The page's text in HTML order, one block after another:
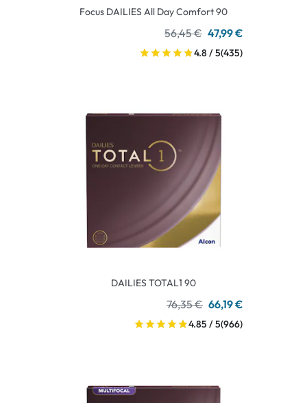
Focus DAILIES All Day Comfort 90
56,45 € 47,99 €
4.8 / 5(435)
DAILIES TOTAL1 90
76,35 € 66,19 €
4.85 / 5(966)